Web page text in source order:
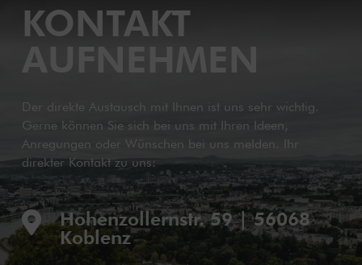
KONTAKT
AUFNEHMEN
Der direkte Austausch mit Ihnen ist uns sehr wichtig.
Gerne können Sie sich bei uns mit Ihren Ideen,
Anregungen oder Wünschen bei uns melden. Ihr
direkter Kontakt zu uns:

Hohenzollernstr. 59 | 56068
Koblenz